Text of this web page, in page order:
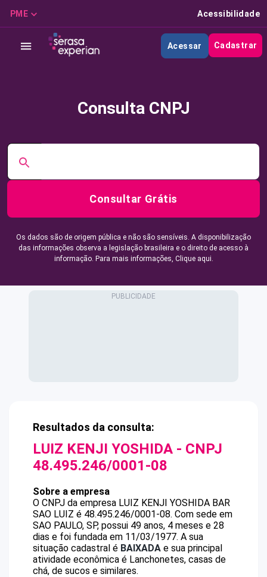
PME Acessibilidade
Acessar Cadastrar
Consulta CNPJ
Consultar Grátis
Os dados são de origem pública e não são sensíveis. A disponibilização
das informações observa a legislação brasileira e o direito de acesso à
informação. Para mais informações, Clique aqui.
Resultados da consulta:
LUIZ KENJI YOSHIDA - CNPJ
48.495.246/0001-08
Sobre a empresa
O CNPJ da empresa LUIZ KENJI YOSHIDA BAR
SAO LUIZ é 48.495.246/0001-08. Com sede em
SAO PAULO, SP, possui 49 anos, 4 meses e 28
dias e foi fundada em 11/03/1977. A sua
situação cadastral é BAIXADA e sua principal
atividade econômica é Lanchonetes, casas de
chá, de sucos e similares.